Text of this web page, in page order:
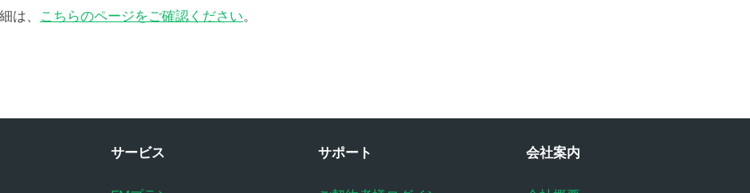
は、 こちらのページをご確認ください。
サービス サポート 会社案内